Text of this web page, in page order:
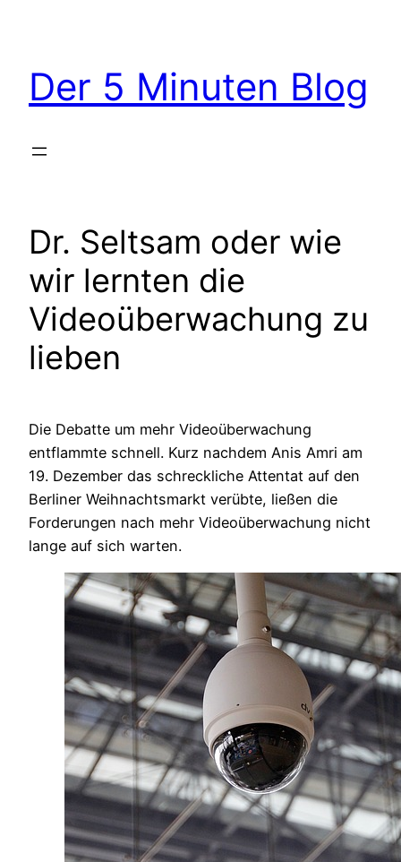
Der 5 Minuten Blog
Dr. Seltsam oder wie
wir lernten die
Videoüberwachung zu
lieben
Die Debatte um mehr Videoüberwachung
entflammte schnell. Kurz nachdem Anis Amri am
19. Dezember das schreckliche Attentat auf den
Berliner Weihnachtsmarkt verübte, ließen die
Forderungen nach mehr Videoüberwachung nicht
lange auf sich warten.